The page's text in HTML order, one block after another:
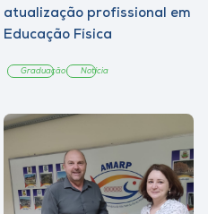
atualização profissional em
Educação Física
Graduação Notícia